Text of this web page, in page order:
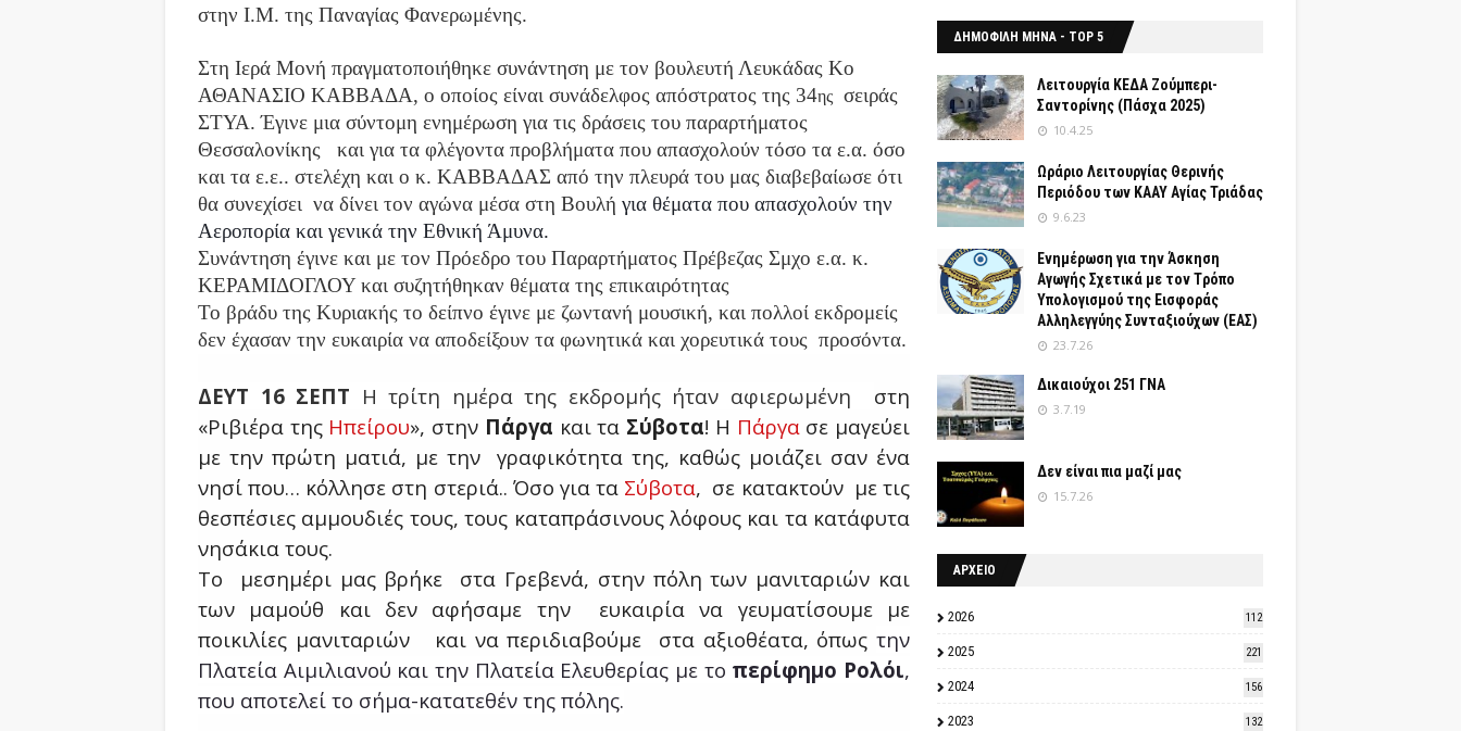
στην Ι.Μ. της Παναγίας Φανερωμένης.
Στη Ιερά Μονή πραγματοποιήθηκε συνάντηση με τον βουλευτή Λευκάδας Κο
ΑΘΑΝΑΣΙΟ ΚΑΒΒΑΔΑ, ο οποίος είναι συνάδελφος απόστρατος της 34ης σειράς
ΣΤΥΑ. Έγινε μια σύντομη ενημέρωση για τις δράσεις του παραρτήματος
Θεσσαλονίκης και για τα φλέγοντα προβλήματα που απασχολούν τόσο τα ε.α. όσο
και τα ε.ε.. στελέχη και ο κ. ΚΑΒΒΑΔΑΣ από την πλευρά του μας διαβεβαίωσε ότι
θα συνεχίσει να δίνει τον αγώνα μέσα στη Βουλή για θέματα που απασχολούν την
Αεροπορία και γενικά την Εθνική Άμυνα.
Συνάντηση έγινε και με τον Πρόεδρο του Παραρτήματος Πρέβεζας Σμχο ε.α. κ.
ΚΕΡΑΜΙΔΟΓΛΟΥ και συζητήθηκαν θέματα της επικαιρότητας
Το βράδυ της Κυριακής το δείπνο έγινε με ζωντανή μουσική, και πολλοί εκδρομείς
δεν έχασαν την ευκαιρία να αποδείξουν τα φωνητικά και χορευτικά τους προσόντα.
ΔΕΥΤ 16 ΣΕΠΤ Η τρίτη ημέρα της εκδρομής ήταν αφιερωμένη στη
«Ριβιέρα της Ηπείρου», στην Πάργα και τα Σύβοτα! Η Πάργα σε μαγεύει
µε την πρώτη µατιά, με την γραφικότητα της, καθώς μοιάζει σαν ένα
νησί που… κόλλησε στη στεριά.. Όσο για τα Σύβοτα, σε κατακτoύν µε τις
θεσπέσιες αµµουδιές τους, τους καταπράσινους λόφους και τα κατάφυτα
νησάκια τους.
Το μεσημέρι μας βρήκε στα Γρεβενά, στην πόλη των μανιταριών και
των μαμούθ και δεν αφήσαμε την ευκαιρία να γευματίσουμε με
ποικιλίες μανιταριών και να περιδιαβούμε στα αξιοθέατα, όπως την
Πλατεία Αιμιλιανού και την Πλατεία Ελευθερίας με το περίφημο Ρολόι,
που αποτελεί το σήμα-κατατεθέν της πόλης.
ΔΗΜΟΦΙΛΗ ΜΗΝΑ - TOP 5
Λειτουργία ΚΕΔΑ Ζούμπερι-
Σαντορίνης (Πάσχα 2025)
10.4.25
Ωράριο Λειτουργίας Θερινής
Περιόδου των ΚΑΑΥ Αγίας Τριάδας
9.6.23
Ενημέρωση για την Άσκηση
Αγωγής Σχετικά με τον Tρόπο
Yπολογισμού της Εισφοράς
Αλληλεγγύης Συνταξιούχων (ΕΑΣ)
23.7.26
Δικαιούχοι 251 ΓΝΑ
3.7.19
Δεν είναι πια μαζί μας
15.7.26
ΑΡΧΕΙΟ
2026 112
2025 221
2024 156
2023 132